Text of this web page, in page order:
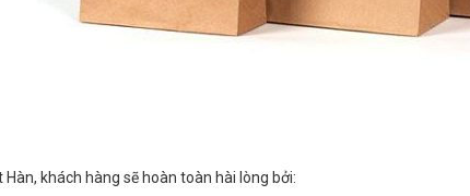
Hàn, khách hàng sẽ hoàn toàn hài lòng bởi: